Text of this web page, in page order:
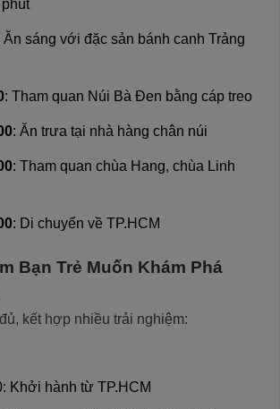
Ăn sáng với đặc sản bánh canh Trảng
: Tham quan Núi Bà Đen bằng cáp treo
: Ăn trưa tại nhà hàng chân núi
: Tham quan chùa Hang, chùa Linh
: Di chuyển về TP.HCM
Bạn Trẻ Muốn Khám Phá
kết hợp nhiều trải nghiệm:
Khởi hành từ TP.HCM